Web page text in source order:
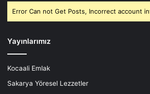
Error Can not Get Posts, Incorrect account
Yayınlarımız
Kocaali Emlak
Sakarya Yöresel Lezzetler